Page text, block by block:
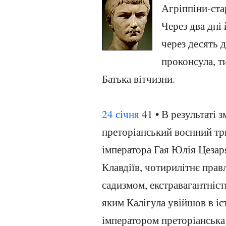
Агріппіни-
Через два
через десять
проконсула,
Батька вітчизни.
24 січня41 • В результаті
преторіанський воєнний
імператора Гая Юлія
Клавдіїв, чотирилітнє
садизмом,
яким Калігула увійшов в
імператором